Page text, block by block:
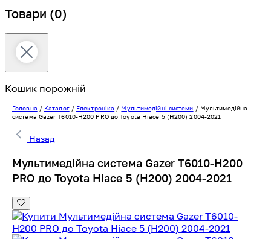
Товари (0)
Кошик порожній
Головна / Каталог/ Електроніка / Мультимедійні системи / Мультимедійна
система Gazer T6010-H200 PRO до Toyota Hiace 5 (H200) 2004-2021
Назад
Мультимедійна система Gazer T6010-H200
PRO до Toyota Hiace 5 (H200) 2004-2021